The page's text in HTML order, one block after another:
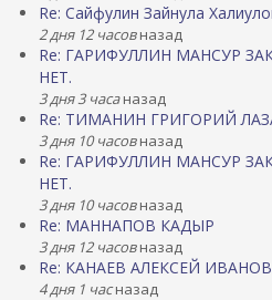
Re: Сайфулин Зайнула
2 дня 12 часовназад
Re: ГАРИФУЛЛИН МАНСУР
НЕТ.
3 дня 3 часаназад
Re: ТИМАНИН ГРИГОРИЙ
3 дня 10 часовназад
Re: ГАРИФУЛЛИН МАНСУР
НЕТ.
3 дня 10 часовназад
Re: МАННАПОВ КАДЫР
3 дня 12 часовназад
Re: КАНАЕВ АЛЕКСЕЙ
4 дня 1 часназад